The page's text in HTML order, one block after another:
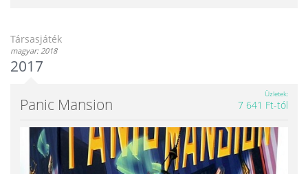
Társasjáték
magyar: 2018
2017
Panic Mansion
Üzletek
7 641 Ft-tól